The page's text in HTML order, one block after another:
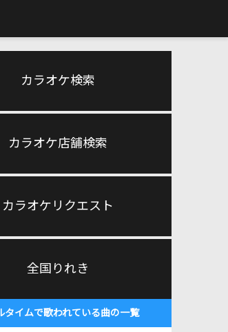
カラオケ検索
カラオケ店舗検索
カラオケリクエスト
全国りれき
タイムで歌われている曲の一覧